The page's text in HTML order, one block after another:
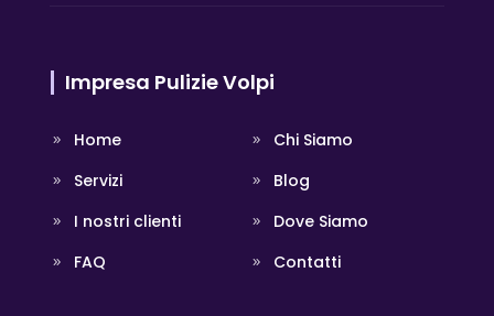
Impresa Pulizie Volpi
Home
Chi Siamo
Servizi
Blog
I nostri clienti
Dove Siamo
FAQ
Contatti